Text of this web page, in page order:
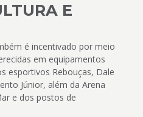
E
é incentivado por meio
em equipamentos
esportivos Rebouças, Dale
Júnior, além da Arena
e dos postos de